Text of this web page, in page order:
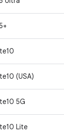
(USA)
5G
Lite